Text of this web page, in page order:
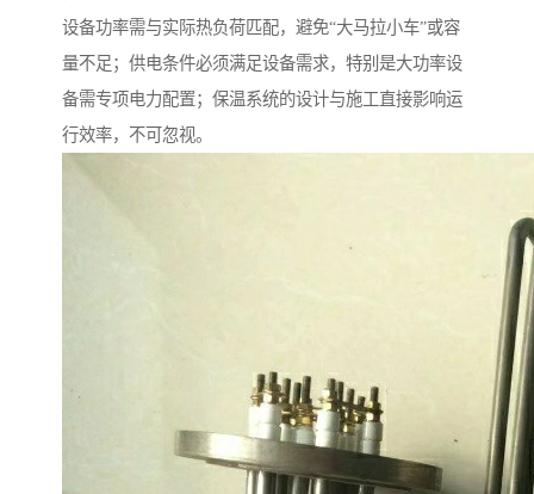
设备功率需与实际热负荷匹配，避免“大马拉小车”或容
量不足；供电条件必须满足设备需求，特别是大功率设
备需专项电力配置；保温系统的设计与施工直接影响运
行效率，不可忽视。